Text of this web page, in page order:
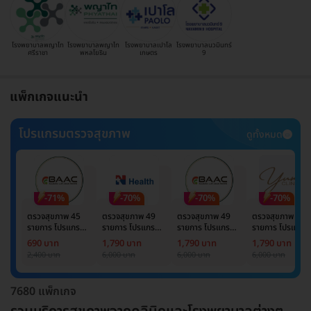
โรงพยาบาลพญาไท
ศรีราชา
โรงพยาบาลพญาไท
พหลโยธิน
โรงพยาบาลเปาโล
เกษตร
โรงพยาบาลนวมินทร์
9
แพ็กเกจแนะนำ
โปรแกรมตรวจสุขภาพ
ดูทั้งหมด
-71%
ตรวจสุขภาพ 45
รายการ โปรแกรม
Basic Lab
690 บาท
-70%
ตรวจสุขภาพ 49
รายการ โปรแกรม
Basic Lab +
Cancer Marker
1,790 บาท
-70%
ตรวจสุขภาพ 49
รายการ โปรแกรม
Basic Lab +
Cancer Marker
1,790 บาท
-70%
ตรวจสุขภาพ 49
รายการ โปรแกรม
Basic Lab +
Cancer
1,790 บาท
7680 แพ็กเกจ